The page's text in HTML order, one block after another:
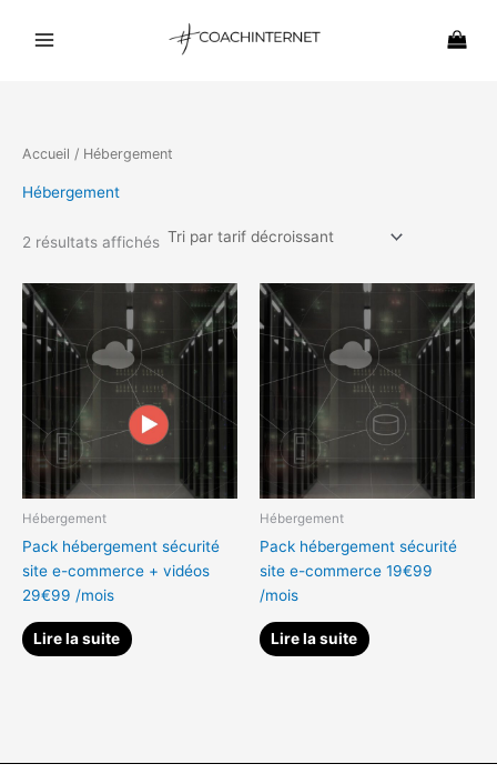
Accueil / Hébergement
Hébergement
2 résultats affichés
prix
décroissant
Hébergement
Pack hébergement sécurité
site e-commerce + vidéos
29€99 /mois
Lire la suite
Hébergement
Pack hébergement sécurité
site e-commerce 19€99
/mois
Lire la suite